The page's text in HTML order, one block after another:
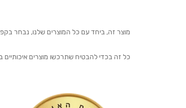
מוצר זה, ביחד עם כל המוצרים שלנו, נבחר
כל זה בכדי להבטיח שתרכשו מוצרים